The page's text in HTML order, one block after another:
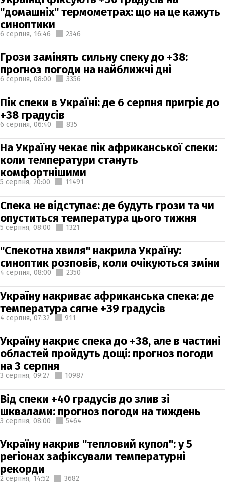
"домашніх" термометрах: що на це кажуть
синоптики
6 серпня, 16:46 2346
Грози замінять сильну спеку до +38:
прогноз погоди на найближчі дні
6 серпня, 08:00 3356
Пік спеки в Україні: де 6 серпня пригріє до
+38 градусів
6 серпня, 06:40 835
На Україну чекає пік африканської спеки:
коли температури стануть
комфортнішими
5 серпня, 20:00 11491
Спека не відступає: де будуть грози та чи
опуститься температура цього тижня
5 серпня, 08:00 1321
"Спекотна хвиля" накрила Україну:
синоптик розповів, коли очікуються зміни
4 серпня, 08:00 2350
Україну накриває африканська спека: де
температура сягне +39 градусів
4 серпня, 07:32 911
Україну накриє спека до +38, але в частині
областей пройдуть дощі: прогноз погоди
на 3 серпня
3 серпня, 09:27 10987
Від спеки +40 градусів до злив зі
шквалами: прогноз погоди на тиждень
3 серпня, 08:00 5464
Україну накрив "тепловий купол": у 5
регіонах зафіксували температурні
рекорди
2 серпня, 14:52 3682